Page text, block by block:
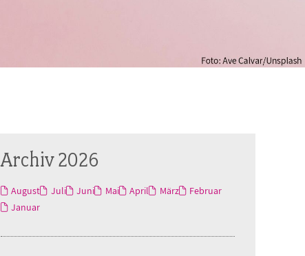
Archiv 2026
August Juli Juni Mai April März
Februar
Januar